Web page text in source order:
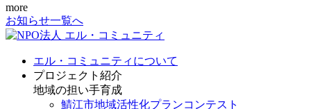
more
お知らせ一覧へ
エル・コミュニティについて
プロジェクト紹介
地域の担い手育成
鯖江市地域活性化プランコンテスト